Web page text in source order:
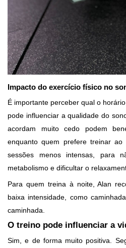
Impacto do exercício físico no
É importante perceber qual o
pode influenciar a qualidade do
acordam muito cedo podem
enquanto quem prefere treinar
sessões menos intensas, para
metabolismo e dificultar o
Para quem treina à noite, Alan
baixa intensidade, como
caminhada.
O treino pode influenciar a
Sim, e de forma muito positiva.